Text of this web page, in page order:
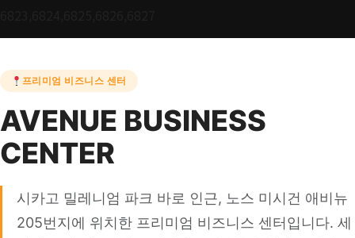
프리미엄 비즈니스 센터
AVENUE BUSINESS
CENTER
시카고 밀레니엄 파크 바로 인근, 노스 미시건 애비뉴
205번지에 위치한 프리미엄 비즈니스 센터입니다. 세